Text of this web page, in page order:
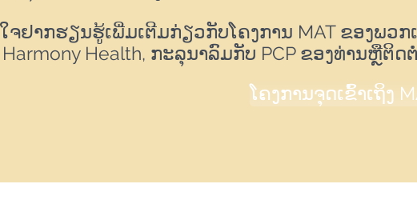
ຈຢາກຮຽນຮູ້ເພີ່ມເຕີມກ່ຽວກັບໂຄງການ MAT ຂອງພວ
Health, ກະລຸນາລົມກັບ PCP ຂອງທ່ານຫຼືຕິດ
ໂຄງການຈຸດເຂົ້າເຖິງ